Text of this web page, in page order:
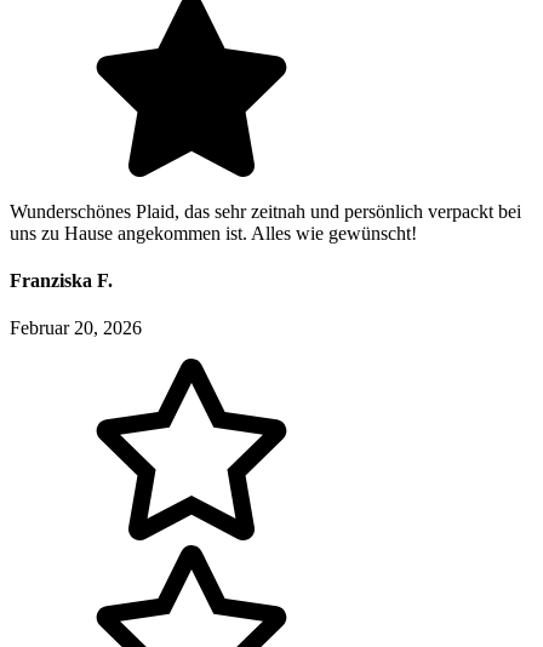
Wunderschönes Plaid, das sehr zeitnah und persönlich verpackt bei
uns zu Hause angekommen ist. Alles wie gewünscht!
Franziska F.
Februar 20, 2026